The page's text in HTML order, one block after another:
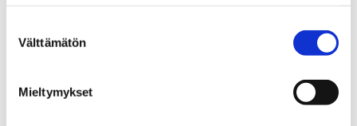
valinta
Välttämätön
Mieltymykset
Koulukalusteet